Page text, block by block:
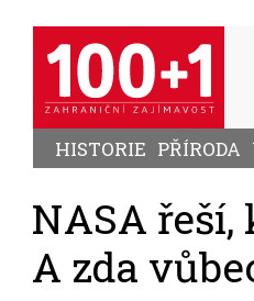
HISTORIE PŘÍRODA
NASA
A zda